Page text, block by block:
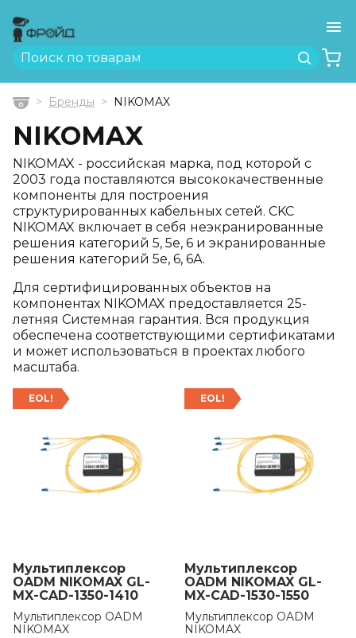
Найти
ГлавнаяБренды NIKOMAX
NIKOMAX
NIKOMAX - российская марка, под которой с
2003 года поставляются высококачественные
компоненты для построения
структурированных кабельных сетей. CKC
NIKOMAX включает в себя неэкранированные
решения категорий 5, 5е, 6 и экранированные
решения категорий 5е, 6, 6А.
Для сертифицированных объектов на
компонентах NIKOMAX предоставляется 25-
летняя Системная гарантия. Вся продукция
обеспечена соответствующими сертификатами
и может использоваться в проектах любого
масштаба.
EOL!
Мультиплекcор
OADM NIKOMAX GL-
MX-CAD-1350-1410
Мультиплекcор OADM
NIKOMAX
EOL!
Мультиплекcор
OADM NIKOMAX GL-
MX-CAD-1530-1550
Мультиплекcор OADM
NIKOMAX